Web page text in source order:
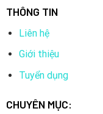
THÔNG TIN
Liên hệ
Giới thiệu
Tuyển dụng
CHUYÊN MỤC: